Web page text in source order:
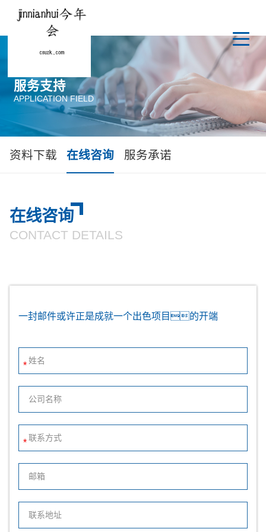
服务支持
APPLICATION FIELD
资料下载 在线咨询 服务承诺
在线咨询
CONTACT DETAILS
一封邮件或许正是成就一个出色项目的开端